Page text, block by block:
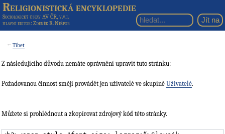
Religionistická encyklopedie
Sociologický ústav AV ČR, v.v.i.
hlavní editor: Zdeněk R. Nešpor
←Tibet
Z následujícího důvodu nemáte oprávnění upravit tuto stránku:
Požadovanou činnost smějí provádět jen uživatelé ve skupině Uživatelé.
Můžete si prohlédnout a zkopírovat zdrojový kód této stránky.